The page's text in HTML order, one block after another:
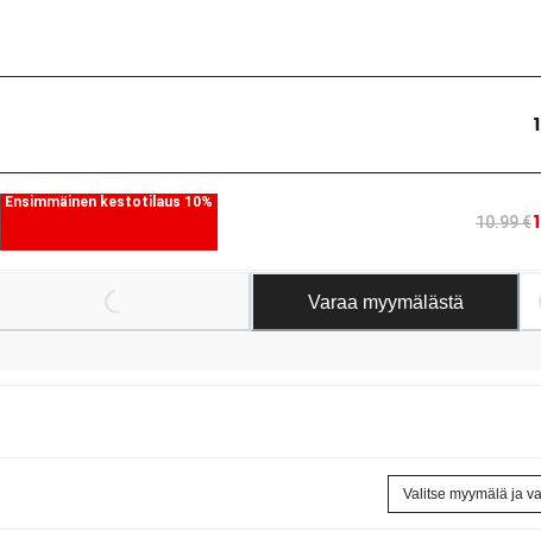
Ensimmäinen kestotilaus 10%
10.99 €
Loading... Varaa myymälästä
Valitse myymälä ja